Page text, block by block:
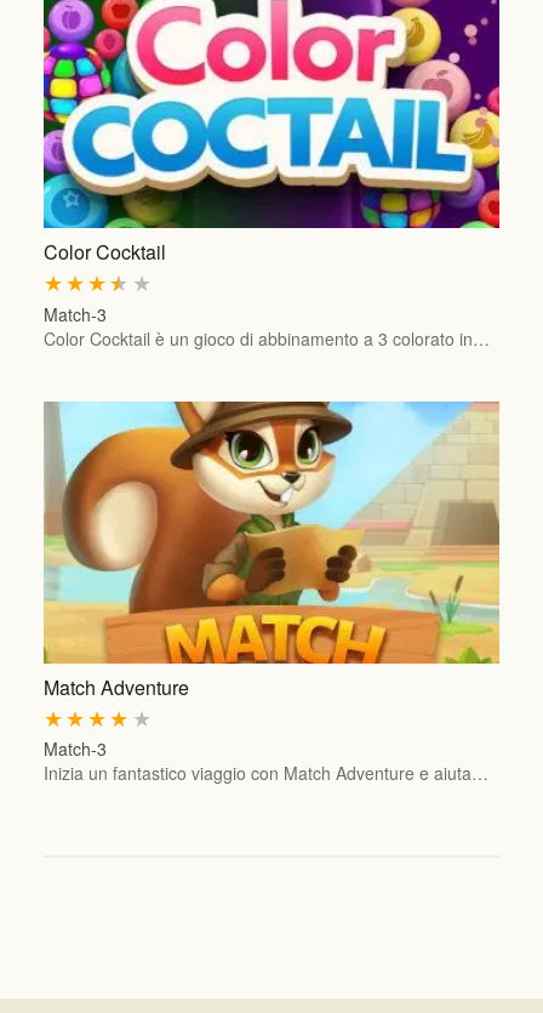
Color Cocktail
★
★
★
★
★
Match-3
Color Cocktail è un gioco di abbinamento a 3 colorato in…
Match Adventure
★
★
★
★
★
Match-3
Inizia un fantastico viaggio con Match Adventure e aiuta…